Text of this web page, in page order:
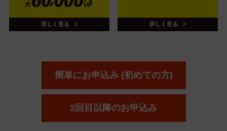
簡単にお申込み (初めての方)
2回目以降のお申込み